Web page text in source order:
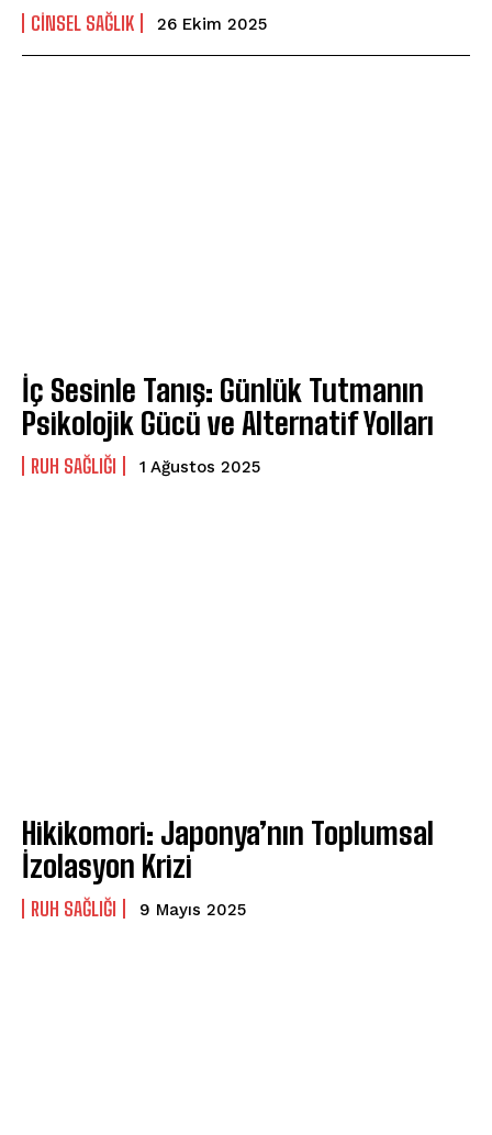
CINSEL SAĞLIK 26 Ekim 2025
İç Sesinle Tanış: Günlük Tutmanın
Psikolojik Gücü ve Alternatif Yolları
⁠RUH SAĞLIĞI 1 Ağustos 2025
Hikikomori: Japonya’nın Toplumsal
İzolasyon Krizi
⁠RUH SAĞLIĞI 9 Mayıs 2025